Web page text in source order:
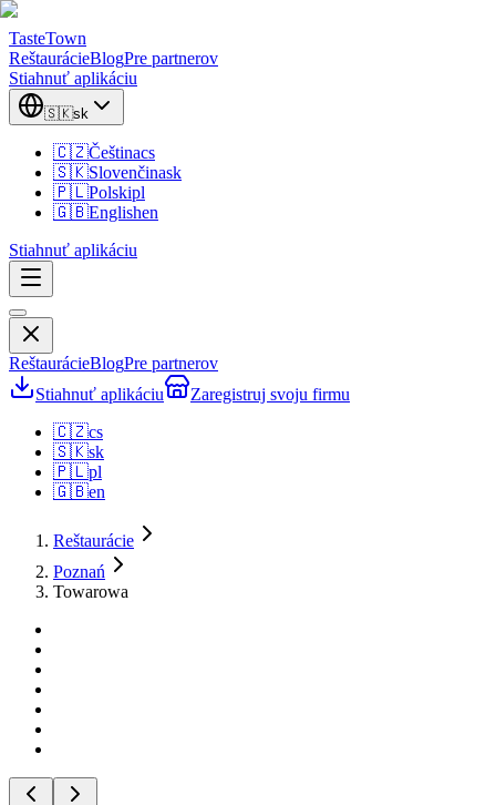
TasteTown
ReštaurácieBlogPre partnerov
Stiahnuť aplikáciu
🇸🇰sk
🇨🇿Češtinacs
🇸🇰Slovenčinask
🇵🇱Polskipl
🇬🇧Englishen
Stiahnuť aplikáciu
ReštaurácieBlogPre partnerov
Stiahnuť aplikáciu
Zaregistruj svoju firmu
🇨🇿cs
🇸🇰sk
🇵🇱pl
🇬🇧en
Reštaurácie
Poznań
Towarowa